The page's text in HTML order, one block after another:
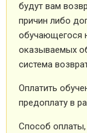
будут вам
причин либо
обучающегося
оказываемых
система
Оплатить
предоплату в
Способ